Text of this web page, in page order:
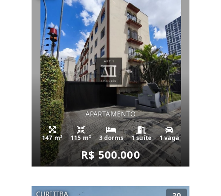
APARTAMENTO
147 m² 115 m² 3 dorms 1 suíte 1 vaga
R$ 500.000
CURITIBA